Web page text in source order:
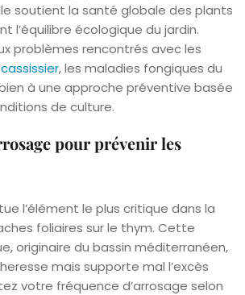
soutient la santé globale des plants
l’équilibre écologique du jardin.
problèmes rencontrés avec les
, les maladies fongiques du
à une approche préventive basée
de culture.
pour prévenir les
l’élément le plus critique dans la
foliaires sur le thym. Cette
originaire du bassin méditerranéen,
mais supporte mal l’excès
votre fréquence d’arrosage selon